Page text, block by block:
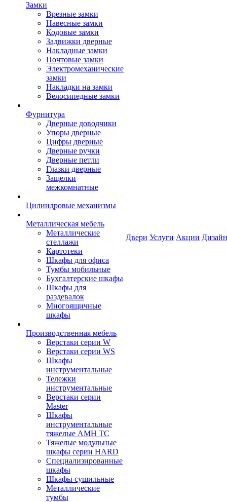
Замки
Врезные замки
Навесные замки
Кодовые замки
Задвижки дверные
Накладные замки
Почтовые замки
Электромеханические
замки
Накладки на замки
Велосипедные замки
Фурнитура
Дверные доводчики
Упоры дверные
Цифры дверные
Дверные ручки
Дверные петли
Глазки дверные
Защелки
межкомнатные
Цилиндровые механизмы
Металлическая мебель
Металлические
стеллажи
Картотеки
Шкафы для офиса
Тумбы мобильные
Бухгалтерские шкафы
Шкафы для
раздевалок
Многоящичные
шкафы
Производственная мебель
Верстаки серии W
Верстаки серии WS
Шкафы
инструментальные
Тележки
инструментальные
Верстаки серии
Master
Шкафы
инструментальные
тяжелые AMH TC
Тяжелые модульные
шкафы серии HARD
Cпециализированные
шкафы
Шкафы сушильные
Металлические
тумбы
Двери Услуги Акции